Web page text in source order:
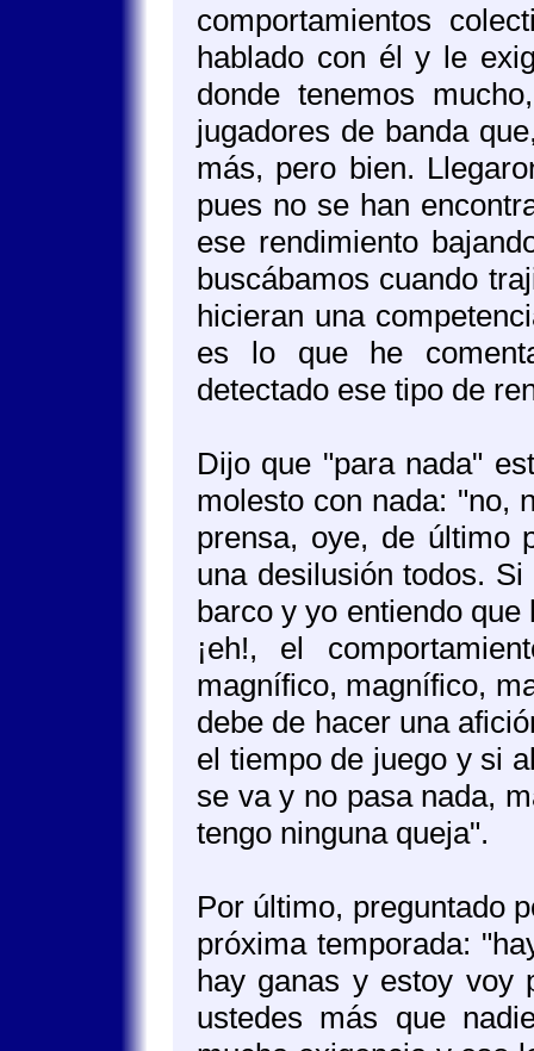
comportamientos
hablado con él y le
donde tenemos
jugadores de banda
más, pero bien.
pues no se han
ese rendimiento
buscábamos cuando
hicieran una
es lo que he
detectado ese tipo de
Dijo que "para nada"
molesto con nada: "no,
prensa, oye, de último
una desilusión todos.
barco y yo entiendo
¡eh!, el
magnífico, magnífico,
debe de hacer una
el tiempo de juego y si
se va y no pasa nada,
tengo ninguna queja".
Por último, preguntado
próxima temporada:
hay ganas y estoy voy
ustedes más que